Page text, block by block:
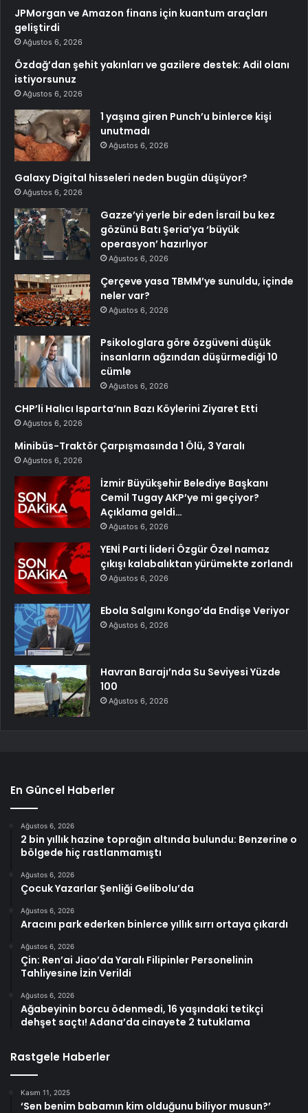
JPMorgan ve Amazon finans için kuantum araçları
geliştirdi
Ağustos 6, 2026
Özdağ’dan şehit yakınları ve gazilere destek: Adil olanı
istiyorsunuz
Ağustos 6, 2026
1 yaşına giren Punch’u binlerce kişi
unutmadı
Ağustos 6, 2026
Galaxy Digital hisseleri neden bugün düşüyor?
Ağustos 6, 2026
Gazze’yi yerle bir eden İsrail bu kez
gözünü Batı Şeria’ya ‘büyük
operasyon’ hazırlıyor
Ağustos 6, 2026
Çerçeve yasa TBMM’ye sunuldu, içinde
neler var?
Ağustos 6, 2026
Psikologlara göre özgüveni düşük
insanların ağzından düşürmediği 10
cümle
Ağustos 6, 2026
CHP’li Halıcı Isparta’nın Bazı Köylerini Ziyaret Etti
Ağustos 6, 2026
Minibüs-Traktör Çarpışmasında 1 Ölü, 3 Yaralı
Ağustos 6, 2026
İzmir Büyükşehir Belediye Başkanı
Cemil Tugay AKP’ye mi geçiyor?
Açıklama geldi…
Ağustos 6, 2026
YENİ Parti lideri Özgür Özel namaz
çıkışı kalabalıktan yürümekte zorlandı
Ağustos 6, 2026
Ebola Salgını Kongo’da Endişe Veriyor
Ağustos 6, 2026
Havran Barajı’nda Su Seviyesi Yüzde
100
Ağustos 6, 2026
En Güncel Haberler
Ağustos 6, 2026
2 bin yıllık hazine toprağın altında bulundu: Benzerine o
bölgede hiç rastlanmamıştı
Ağustos 6, 2026
Çocuk Yazarlar Şenliği Gelibolu’da
Ağustos 6, 2026
Aracını park ederken binlerce yıllık sırrı ortaya çıkardı
Ağustos 6, 2026
Çin: Ren’ai Jiao’da Yaralı Filipinler Personelinin
Tahliyesine İzin Verildi
Ağustos 6, 2026
Ağabeyinin borcu ödenmedi, 16 yaşındaki tetikçi
dehşet saçtı! Adana’da cinayete 2 tutuklama
Rastgele Haberler
Kasım 11, 2025
‘Sen benim babamın kim olduğunu biliyor musun?’